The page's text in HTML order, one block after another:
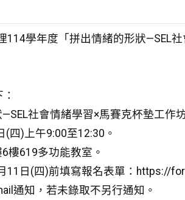
114學年度「拼出情緒的形狀—SEL
社會情緒學習×馬賽克杯墊工作
四)上午9:00至12:30。
樓619多功能教室。
11日(四)前填寫報名表單：https://
通知，若未錄取不另行通知。